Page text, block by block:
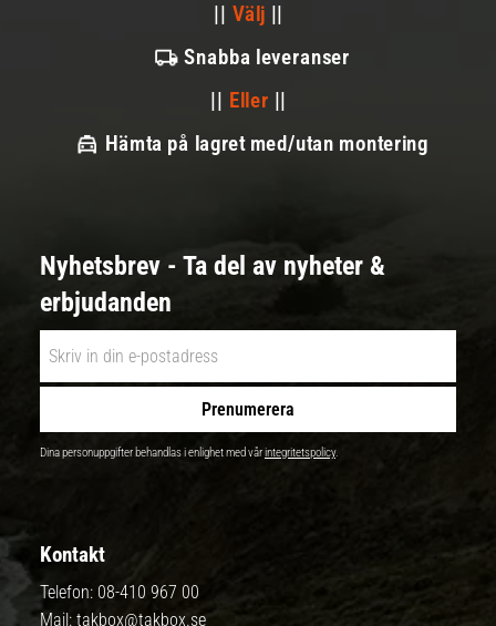
|| Välj ||
Snabba leveranser
|| Eller ||
Hämta på lagret med/utan montering
Nyhetsbrev - Ta del av nyheter &
erbjudanden
Prenumerera
Dina personuppgifter behandlas i enlighet med vårintegritetspolicy.
Kontakt
Telefon: 08-410 967 00
Mail: takbox@takbox.se